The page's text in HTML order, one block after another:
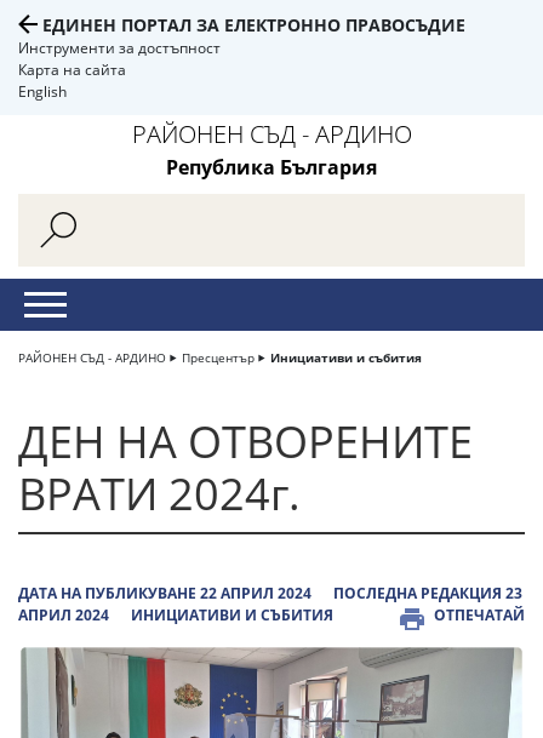
ЕДИНЕН ПОРТАЛ ЗА ЕЛЕКТРОННО ПРАВОСЪДИЕ
Инструменти за достъпност
Карта на сайта
English
РАЙОНЕН СЪД - АРДИНО
Република България
РАЙОНЕН СЪД - АРДИНО Пресцентър Инициативи и събития
ДЕН НА ОТВОРЕНИТЕ
ВРАТИ 2024г.
ДАТА НА ПУБЛИКУВАНЕ 22 АПРИЛ 2024
ПОСЛЕДНА РЕДАКЦИЯ 23
АПРИЛ 2024
ИНИЦИАТИВИ И СЪБИТИЯ ОТПЕЧАТАЙ